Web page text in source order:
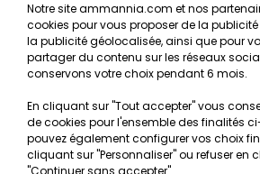
Recherche de Notices de
Mentions légales
Conditions générales de
RGPD
MON COMPTE
Notre site ammannia.com et nos
cookies pour vous proposer de la
la publicité géolocalisée, ainsi que pour
partager du contenu sur les réseaux
conservons votre choix pendant 6 mois.
En cliquant sur "Tout accepter" vous
de cookies pour l'ensemble des finalités
pouvez également configurer vos choix
cliquant sur "Personnaliser" ou refuser en
"Continuer sans accepter".